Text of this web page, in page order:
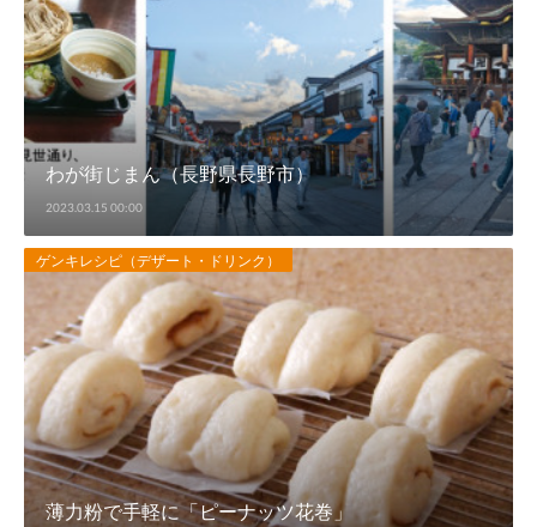
わが街じまん（長野県長野市）
2023.03.15 00:00
ゲンキレシピ（デザート・ドリンク）
薄力粉で手軽に「ピーナッツ花巻」